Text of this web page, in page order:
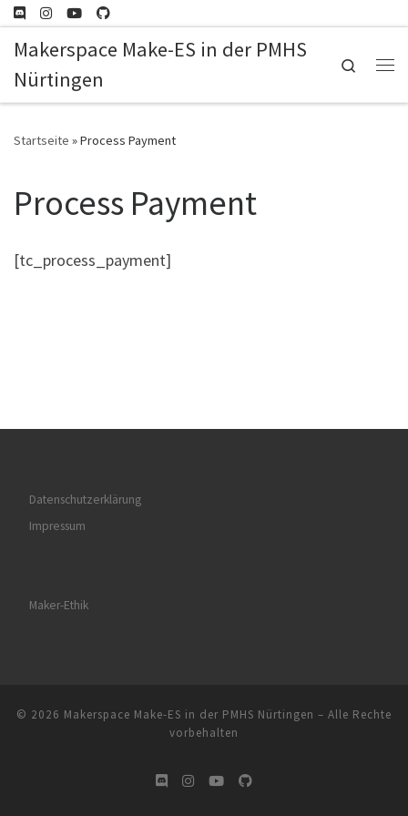
Zum Inhalt springen
Makerspace Make-ES in der PMHS
Nürtingen
Search
Startseite »Process Payment
Process Payment
[tc_process_payment]
Datenschutzerklärung
Impressum
Maker-Ethik
© 2026 Makerspace Make-ES in der PMHS Nürtingen – Alle Rechte
vorbehalten